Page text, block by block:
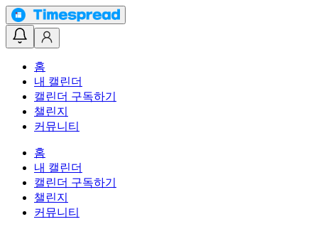
홈
내 캘린더
캘린더 구독하기
챌린지
커뮤니티
홈
내 캘린더
캘린더 구독하기
챌린지
커뮤니티